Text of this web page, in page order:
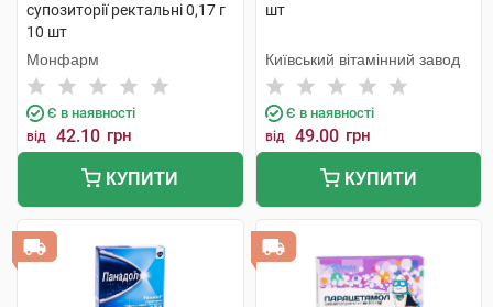
супозиторії ректальні 0,17 г
10 шт
Монфарм
Є в наявності
від 42.10 грн
КУПИТИ
шт
Київський вітамінний завод
Є в наявності
від 49.00 грн
КУПИТИ